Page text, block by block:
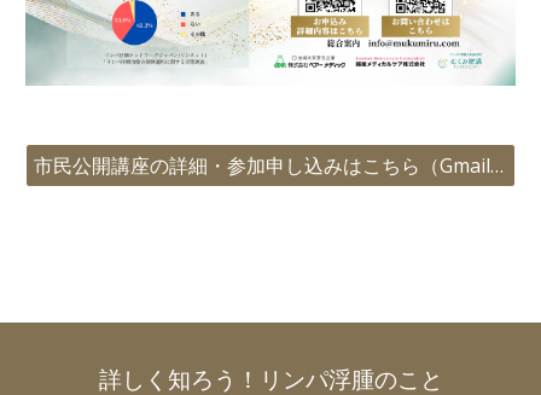
市民公開講座の詳細・参加申し込みはこちら（Gmailでの登録が必要です）
詳しく知ろう！リンパ浮腫のこと